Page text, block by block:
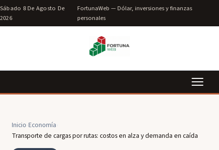
Sábado 8 De Agosto De
2026
FortunaWeb — Dólar, inversiones y finanzas
personales
Inicio Economía
Transporte de cargas por rutas: costos en alza y demanda en caída